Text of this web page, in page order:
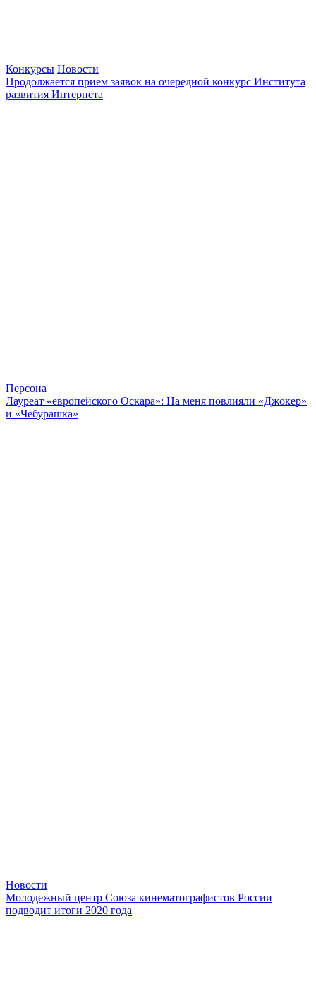
Конкурсы Новости
Продолжается прием заявок на очередной конкурс Института
развития Интернета
Персона
Лауреат «европейского Оскара»: На меня повлияли «Джокер»
и «Чебурашка»
Новости
Молодежный центр Союза кинематографистов России
подводит итоги 2020 года